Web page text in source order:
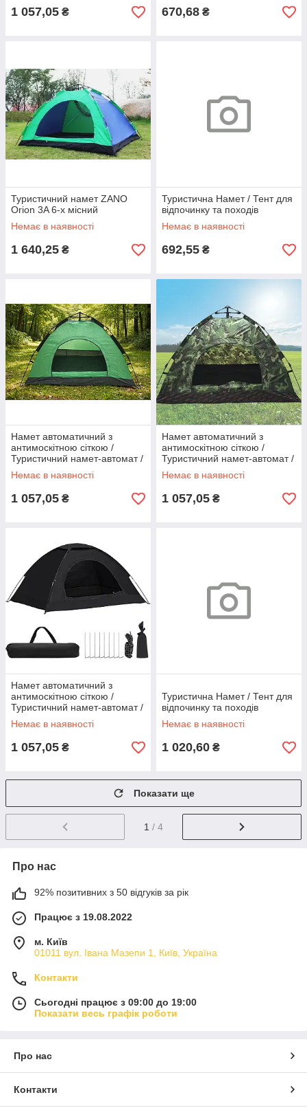
1 057,05 ₴ 670,68 ₴
Туристичний намет ZANO
Orion 3A 6-х місний
Немає в наявності
1 640,25 ₴
Туристична Намет / Тент для
відпочинку та походів
Немає в наявності
692,55 ₴
Намет автоматичний з
антимоскітною сіткою /
Туристичний намет-автомат /
Намет для кемпінгу 2-місний
200х150см Зелений
Немає в наявності
1 057,05 ₴
Намет автоматичний з
антимоскітною сіткою /
Туристичний намет-автомат /
Намет для кемпінгу 2-місний
200х150см Камуфляж
Немає в наявності
1 057,05 ₴
Намет автоматичний з
антимоскітною сіткою /
Туристичний намет-автомат /
Намет для кемпінгу 2-місний
200х150см Чорний
Немає в наявності
1 057,05 ₴
Туристична Намет / Тент для
відпочинку та походів
Немає в наявності
1 020,60 ₴
Показати ще
1 / 4
Про нас
92% позитивних з 50 відгуків за рік
Працює з 19.08.2022
м. Київ
01011 вул. Івана Мазепи 1, Київ, Україна
Контакти
Сьогодні працює з 09:00 до 19:00
Показати весь графік роботи
Про нас
Контакти